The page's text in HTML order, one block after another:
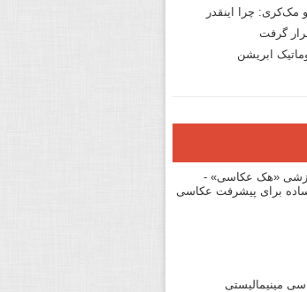
مک‌کری: چرا اینقدر
گرفت
ابریشن
«هک عکاسی» -
برای پیشرفت عکاسی
مینیمالیستی